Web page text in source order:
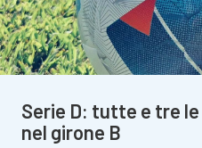
Serie D: tutte e tre
nel girone B